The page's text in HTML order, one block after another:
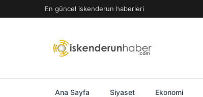
geç
En güncel iskenderun haberleri
Ana Sayfa Siyaset Ekonomi